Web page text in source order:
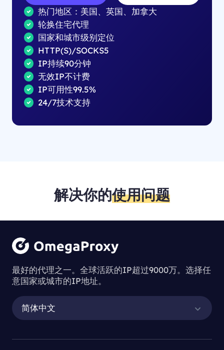
热门地区：美国、英国、加拿大
轮换住宅代理
国家和城市级别定位
HTTP(S)/SOCKS5
IP持续90分钟
无效IP不计费
IP可用性99.5%
24/7技术支持
解决你的使用问题
最好的代理之一。全球活跃的IP超过9000万。选择任
意国家或城市的IP地址。
简体中文